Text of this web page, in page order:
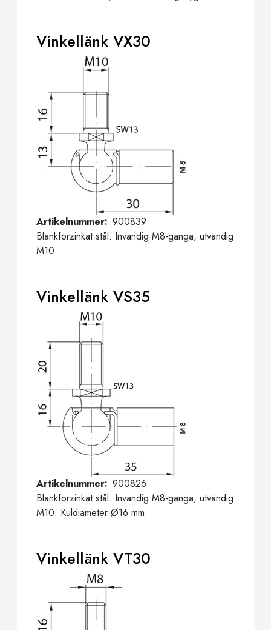
Vinkellänk VX30
Artikelnummer 900839
Blankförzinkat stål. Invändig M8-gänga, utvändig
M10
Vinkellänk VS35
Artikelnummer 900826
Blankförzinkat stål. Invändig M8-gänga, utvändig
M10. Kuldiameter Ø16 mm.
Vinkellänk VT30